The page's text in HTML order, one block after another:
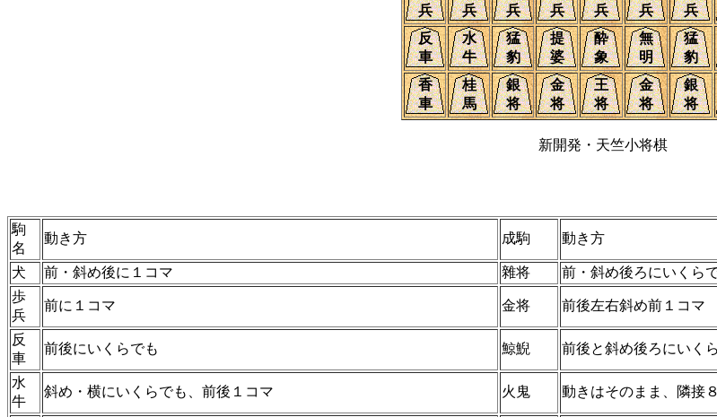
兵
兵
兵
兵
兵
兵
兵
反
車
水
牛
猛
豹
提
婆
酔
象
無
明
猛
豹
香
車
桂
馬
銀
将
金
将
王
将
金
将
銀
将
新開発・天竺小将棋
駒
名
動き方 成駒 動き方
犬 前・斜め後に１コマ 雜将
前・斜め後ろにいくら
歩
兵
前に１コマ 金将 前後左右斜め前１コマ
反
車
前後にいくらでも 鯨鯢 前後と斜め後ろにいく
水
牛
斜め・横にいくらでも、前後１コマ 火鬼 動きはそのまま、隣接